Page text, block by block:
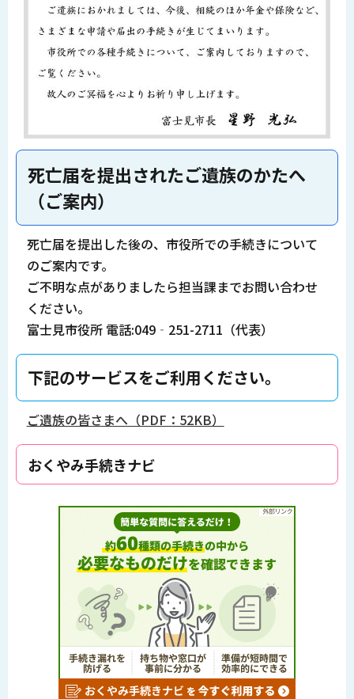
死亡届を提出されたご遺族のかたへ
（ご案内）
死亡届を提出した後の、市役所での手続きについて
のご案内です。
ご不明な点がありましたら担当課までお問い合わせ
ください。
富士見市役所 電話:049‐251-2711（代表）
下記のサービスをご利用ください。
ご遺族の皆さまへ（PDF：52KB）
おくやみ手続きナビ